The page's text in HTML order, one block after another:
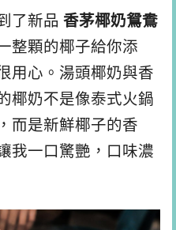
了新品 香茅椰奶鴛鴦
整顆的椰子給你添
用心。湯頭椰奶與香
椰奶不是像泰式火鍋
而是新鮮椰子的香
我一口驚艷，口味濃